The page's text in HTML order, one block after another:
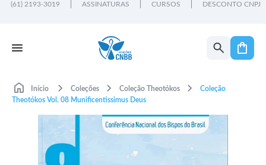
(61) 2193-3019 ASSINATURAS CURSOS DESCONTO CNPJ
Início Coleções Coleção Theotókos
Coleção
Theotókos Vol. 08 Munificentissimus Deus